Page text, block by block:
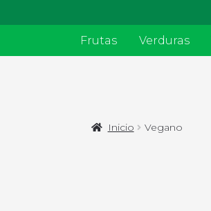
Frutas Verduras
Inicio Vegano